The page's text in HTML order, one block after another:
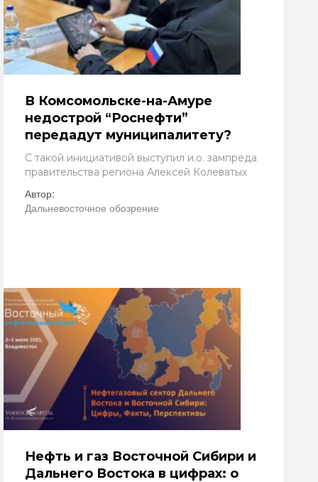
В Комсомольске-на-Амуре
недострой “Роснефти”
передадут муниципалитету?
С такой инициативой выступил и.о. зампреда
правительства региона Алексей Колеватых
Автор:
Дальневосточное обозрение
Нефть и газ Восточной Сибири и
Дальнего Востока в цифрах: о